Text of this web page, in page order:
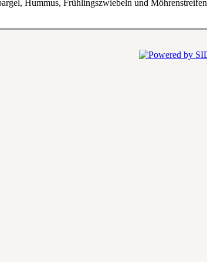
Hummus, Frühlingszwiebeln und Möhrenstreifen